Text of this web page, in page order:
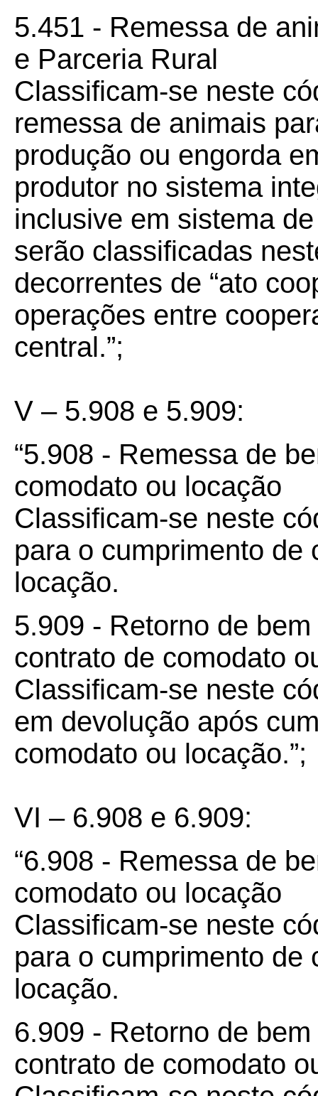
5.451 - Remessa de
e Parceria Rural
Classificam-se neste
remessa de animais
produção ou engorda
produtor no sistema
inclusive em sistema
serão classificadas
decorrentes de “ato
operações entre
central.”;
V – 5.908 e 5.909:
“5.908 - Remessa de
comodato ou locação
Classificam-se neste
para o cumprimento de
locação.
5.909 - Retorno de
contrato de comodato
Classificam-se neste
em devolução após
comodato ou locação.”;
VI – 6.908 e 6.909:
“6.908 - Remessa de
comodato ou locação
Classificam-se neste
para o cumprimento de
locação.
6.909 - Retorno de
contrato de comodato